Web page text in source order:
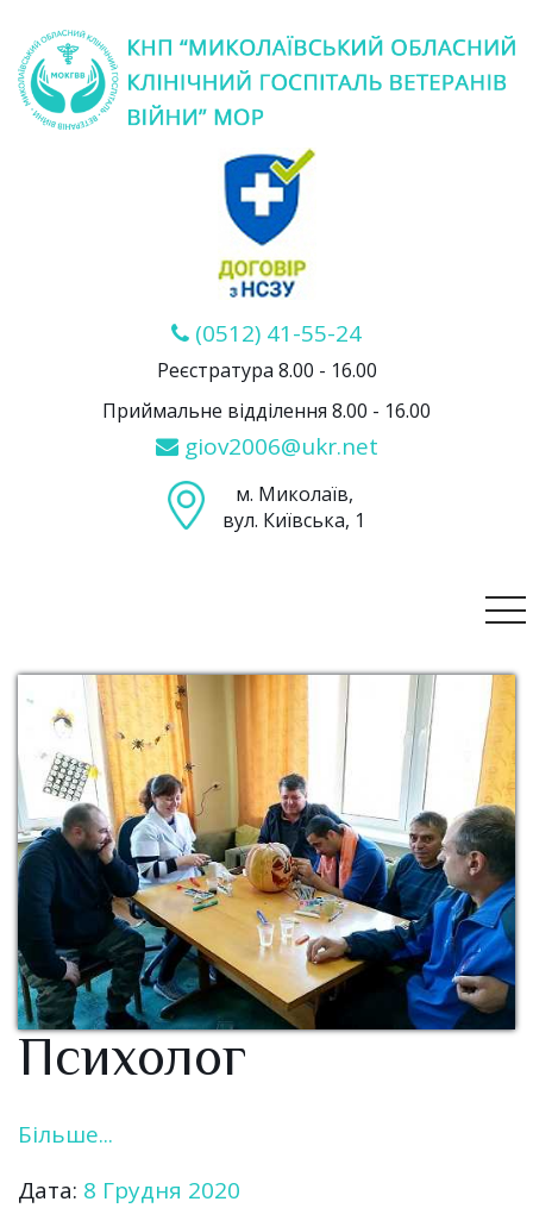
(0512) 41-55-24
Реєстратура 8.00 - 16.00
Приймальне відділення 8.00 - 16.00
giov2006@ukr.net
м. Миколаїв,
вул. Київська, 1
Психолог
Більше...
Дата: 8 Грудня 2020